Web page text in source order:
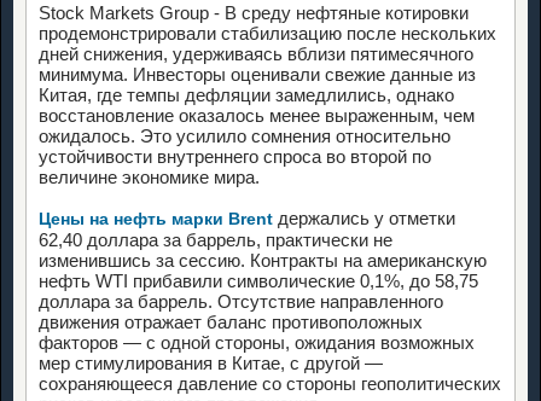
Stock Markets Group - В среду нефтяные котировки
продемонстрировали стабилизацию после нескольких
дней снижения, удерживаясь вблизи пятимесячного
минимума. Инвесторы оценивали свежие данные из
Китая, где темпы дефляции замедлились, однако
восстановление оказалось менее выраженным, чем
ожидалось. Это усилило сомнения относительно
устойчивости внутреннего спроса во второй по
величине экономике мира.
Цены на нефть марки Brent держались у отметки
62,40 доллара за баррель, практически не
изменившись за сессию. Контракты на американскую
нефть WTI прибавили символические 0,1%, до 58,75
доллара за баррель. Отсутствие направленного
движения отражает баланс противоположных
факторов — с одной стороны, ожидания возможных
мер стимулирования в Китае, с другой —
сохраняющееся давление со стороны геополитических